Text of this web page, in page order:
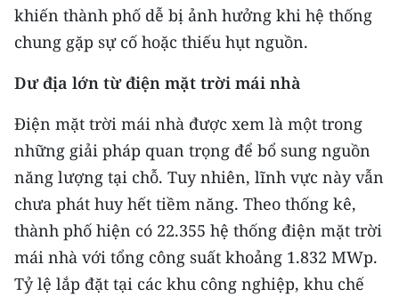
VỀ BÁO NHÂN DÂN
THỜI NAY
NHÂN DÂN CUỐI TUẦN
NHÂN DÂN HẰNG THÁNG
MUA BÁO
ĐỌC BÁO IN
khiến thành phố dễ bị ảnh hưởng khi hệ thống
chung gặp sự cố hoặc thiếu hụt nguồn.
Dư địa lớn từ điện mặt trời mái nhà
Điện mặt trời mái nhà được xem là một trong
những giải pháp quan trọng để bổ sung nguồn
năng lượng tại chỗ. Tuy nhiên, lĩnh vực này vẫn
chưa phát huy hết tiềm năng. Theo thống kê,
thành phố hiện có 22.355 hệ thống điện mặt trời
mái nhà với tổng công suất khoảng 1.832 MWp.
Tỷ lệ lắp đặt tại các khu công nghiệp, khu chế